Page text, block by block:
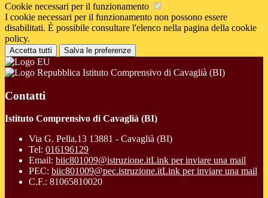
Cookie necessari per il funzionamento
I cookie necessari per il funzionamento non possono essere
disabilitati. È possibile consultare l'elenco nella pagina della cookie
policy.
Accetta tutti Salva le preferenze
Istituto Comprensivo di Cavaglià (BI)
Contatti
Istituto Comprensivo di Cavaglià (BI)
Via G. Pella,13 13881 - Cavaglià (BI)
Tel: 016196129
Email: biic801009@istruzione.itLink per inviare una mail
PEC: biic801009@pec.istruzione.itLink per inviare una mail
C.F.: 81065810020